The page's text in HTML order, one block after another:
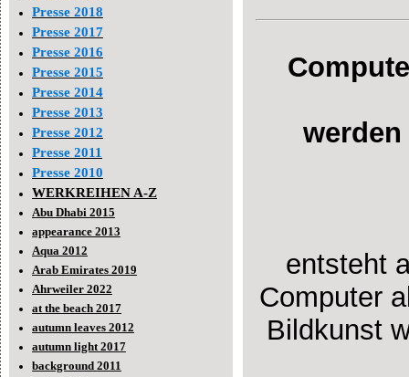
Presse 2018
Presse 2017
Presse 2016
Presse 2015
Presse 2014
Presse 2013
Presse 2012
Presse 2011
Presse 2010
WERKREIHEN A-Z
Abu Dhabi 2015
appearance 2013
Aqua 2012
Arab Emirates 2019
Ahrweiler 2022
at the beach 2017
autumn leaves 2012
autumn light 2017
background 2011
entsteht
Computer
Bildkunst